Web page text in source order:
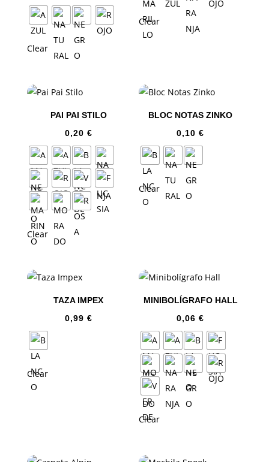
Clear
Clear
PAI PAI STILO
0,20 €
Clear
BLOC NOTAS ZINKO
0,10€
Clear
TAZA IMPEX
0,99 €
Clear
MINIBOLÍGRAFO HALL
0,06€
Clear